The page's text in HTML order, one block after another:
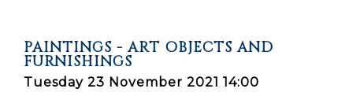
PAINTINGS - ART OBJECTS AND
FURNISHINGS
Tuesday 23 November 2021 14:00